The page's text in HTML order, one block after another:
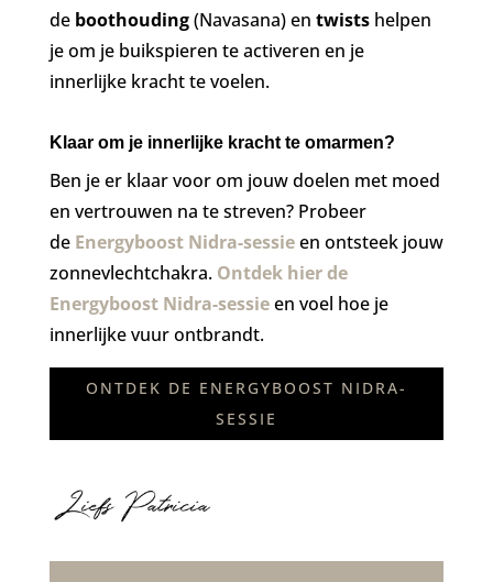
de boothouding(Navasana) en twists helpen
je om je buikspieren te activeren en je
innerlijke kracht te voelen.
Klaar om je innerlijke kracht te omarmen?
Ben je er klaar voor om jouw doelen met moed
en vertrouwen na te streven? Probeer
de Energyboost Nidra-sessieen ontsteek jouw
zonnevlechtchakra. Ontdek hier de
Energyboost Nidra-sessieen voel hoe je
innerlijke vuur ontbrandt.
ONTDEK DE ENERGYBOOST NIDRA-
SESSIE